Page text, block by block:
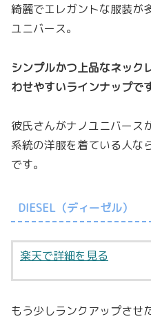
綺麗でエレガントな服装が
ユニバース。
シンプルかつ上品なネック
わせやすいラインナップで
彼氏さんがナノユニバース
系統の洋服を着ている人な
です。
DIESEL（ディーゼル）
楽天で詳細を見る
もう少しランクアップさせ